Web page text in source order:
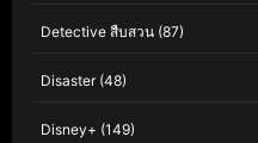
Detective สืบสวน (87)
Disaster(48)
Disney+ (149)